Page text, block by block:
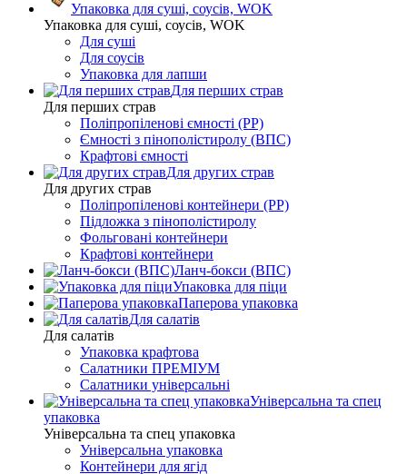
Упаковка для суші, соусів, WOK
Упаковка для суші, соусів, WOK
Для суші
Для соусів
Упаковка для лапши
Для перших страв
Для перших страв
Поліпропіленові ємності (PP)
Ємності з пінополістиролу (ВПС)
Крафтові ємності
Для других страв
Для других страв
Поліпропіленові контейнери (PP)
Підложка з пінополістиролу
Фольговані контейнери
Крафтові контейнери
Ланч-бокси (ВПС)
Упаковка для піци
Паперова упаковка
Для салатів
Для салатів
Упаковка крафтова
Салатники ПРЕМІУМ
Салатники універсальні
Універсальна та спец
упаковка
Універсальна та спец упаковка
Універсальна упаковка
Контейнери для ягід